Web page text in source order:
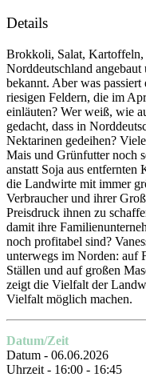
Details
Brokkoli, Salat, Kartoffeln,
Norddeutschland
bekannt. Aber was
riesigen Feldern, die im
einläuten? Wer weiß, wie
gedacht, dass in
Nektarinen gedeihen?
Mais und Grünfutter noch
anstatt Soja aus entfernten
die Landwirte mit immer
Verbraucher und ihrer
Preisdruck ihnen zu
damit ihre
noch profitabel sind?
unterwegs im Norden: auf
Ställen und auf großen
zeigt die Vielfalt der
Vielfalt möglich machen.
Datum/Zeit
Datum - 06.06.2026
Uhrzeit - 16:00 - 16:45